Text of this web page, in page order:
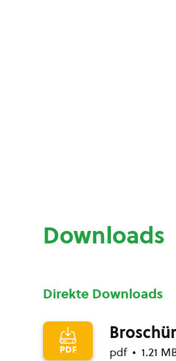
Downloads
Direkte Downloads
PDF pdf 1.21